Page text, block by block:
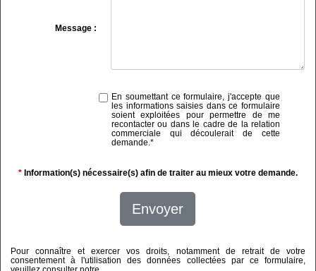
Message :
En soumettant ce formulaire, j'accepte que
les informations saisies dans ce formulaire
soient exploitées pour permettre de me
recontacter ou dans le cadre de la relation
commerciale qui découlerait de cette
demande.*
* Information(s) nécessaire(s) afin de traiter au mieux votre demande.
Envoyer
Pour connaître et exercer vos droits, notamment de retrait de votre
consentement à l'utilisation des données collectées par ce formulaire,